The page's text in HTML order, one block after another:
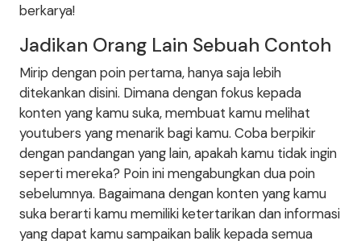
berkarya!
Jadikan Orang Lain Sebuah Contoh
Mirip dengan poin pertama, hanya saja lebih
ditekankan disini. Dimana dengan fokus kepada
konten yang kamu suka, membuat kamu melihat
youtubers yang menarik bagi kamu. Coba berpikir
dengan pandangan yang lain, apakah kamu tidak ingin
seperti mereka? Poin ini mengabungkan dua poin
sebelumnya. Bagaimana dengan konten yang kamu
suka berarti kamu memiliki ketertarikan dan informasi
yang dapat kamu sampaikan balik kepada semua